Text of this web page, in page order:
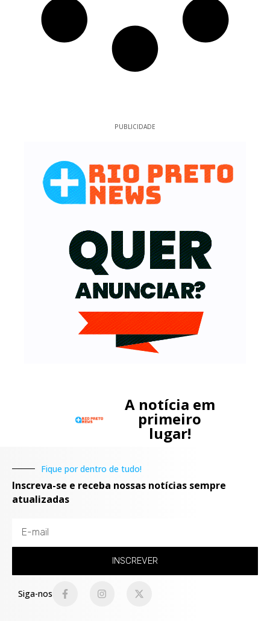
PUBLICIDADE
A notícia em
primeiro
lugar!
Fique por dentro de tudo!
Inscreva-se e receba nossas notícias sempre
atualizadas
INSCREVER
Siga-nos